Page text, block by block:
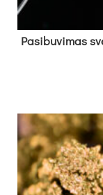
Pa­si­bu­vi­mas